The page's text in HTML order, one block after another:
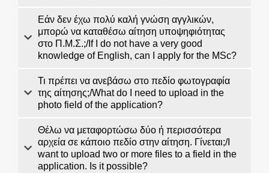
Εάν δεν έχω πολύ καλή γνώση αγγλικών,
μπορώ να καταθέσω αίτηση υποψηφιότητας
στο Π.Μ.Σ.;/If I do not have a very good
knowledge of English, can I apply for the MSc?
Τι πρέπει να ανεβάσω στο πεδίο φωτογραφία
της αίτησης;/What do I need to upload in the
photo field of the application?
Θέλω να μεταφορτώσω δύο ή περισσότερα
αρχεία σε κάποιο πεδίο στην αίτηση. Γίνεται;/I
want to upload two or more files to a field in the
application. Is it possible?